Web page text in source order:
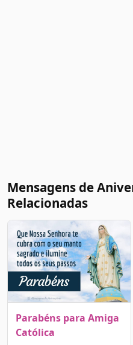
Mensagens de
Relacionadas
Parabéns para Amiga
Católica